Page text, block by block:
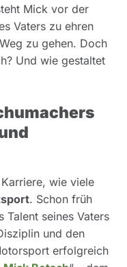
Mick vor der
Vaters zu ehren
zu gehen. Doch
Und wie gestaltet
wie viele
. Schon früh
Talent seines Vaters
und den
erfolgreich